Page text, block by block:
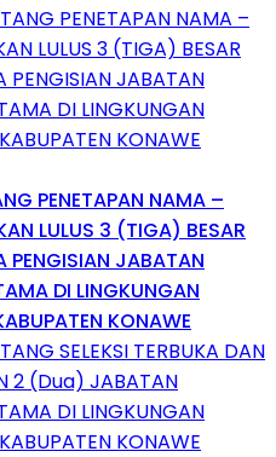
PENETAPAN NAMA –
LULUS 3 (TIGA) BESAR
PENGISIAN JABATAN
DI LINGKUNGAN
KONAWE